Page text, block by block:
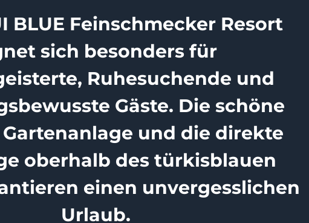
BLUE Feinschmecker Resort
sich besonders für
Ruhesuchende und
Gäste. Die schöne
und die direkte
oberhalb des türkisblauen
einen unvergesslichen
Urlaub.